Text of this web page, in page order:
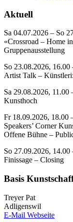
Aktuell
Sa 04.07.2026 – So
«Crossroad – Home
Gruppenausstellung
So 23.08.2026,
Artist Talk –
Sa 29.08.2026, 11.00
Kunsthoch
Fr 18.09.2026, 18.00
Speakers’ Corner
Offene Bühne –
So 27.09.2026,
Finissage – Closing
Basis
Treyer Pat
Adligenswil
E-Mail Webseite